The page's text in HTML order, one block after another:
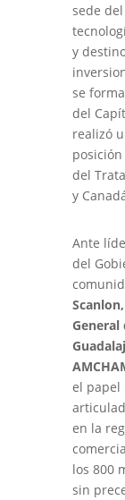
sede
y
se
del
realizó
del
y
Ante
del
General
el papel
en la
los 800
sin